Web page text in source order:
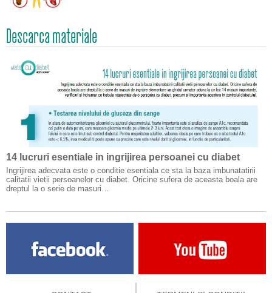
Descarca materiale
14 lucruri esentiale in ingrijirea persoanei cu diabet
Ingrijirea adecvata este o conditie esentiala ce sta la baza imbunatatirii
calitatii vietii persoanelor cu diabet. Oricine sufera de aceasta boala are
dreptul la o serie de masuri…